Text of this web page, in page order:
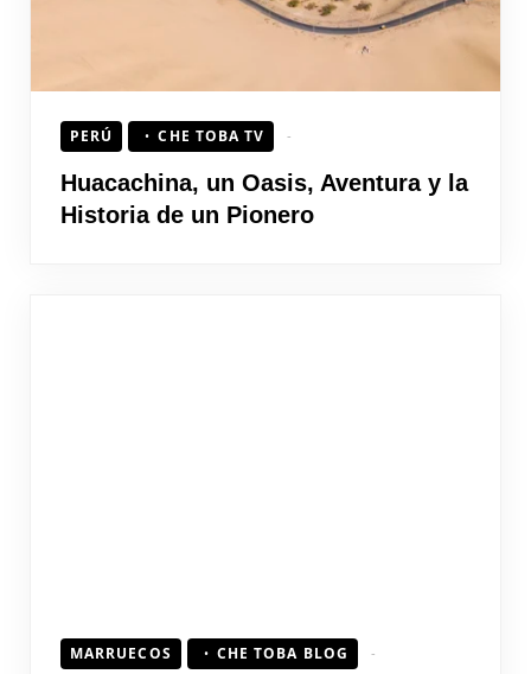
PERÚ CHE TOBA TV
Huacachina, un Oasis, Aventura y la
Historia de un Pionero
MARRUECOS CHE TOBA BLOG